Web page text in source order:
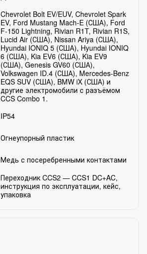
Chevrolet Bolt EV/EUV, Chevrolet Spark
EV, Ford Mustang Mach-E (США), Ford
F-150 Lightning, Rivian R1T, Rivian R1S,
Lucid Air (США), Nissan Ariya (США),
Hyundai IONIQ 5 (США), Hyundai IONIQ
6 (США), Kia EV6 (США), Kia EV9
(США), Genesis GV60 (США),
Volkswagen ID.4 (США), Mercedes-Benz
EQS SUV (США), BMW iX (США) и
другие электромобили с разъёмом
CCS Combo 1.
IP54
Огнеупорный пластик
Медь с посеребренными контактами
Переходник CCS2 — CCS1 DC+AC,
инструкция по эксплуатации, кейс,
упаковка